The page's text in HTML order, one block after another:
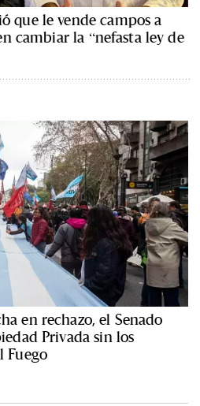
que le vende campos a
cambiar la “nefasta ley de
en rechazo, el Senado
Privada sin los
Fuego